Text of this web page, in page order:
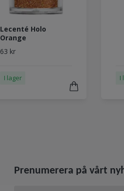
Lecenté Holo
Orange
63 kr
I lager I
Prenumerera på vårt